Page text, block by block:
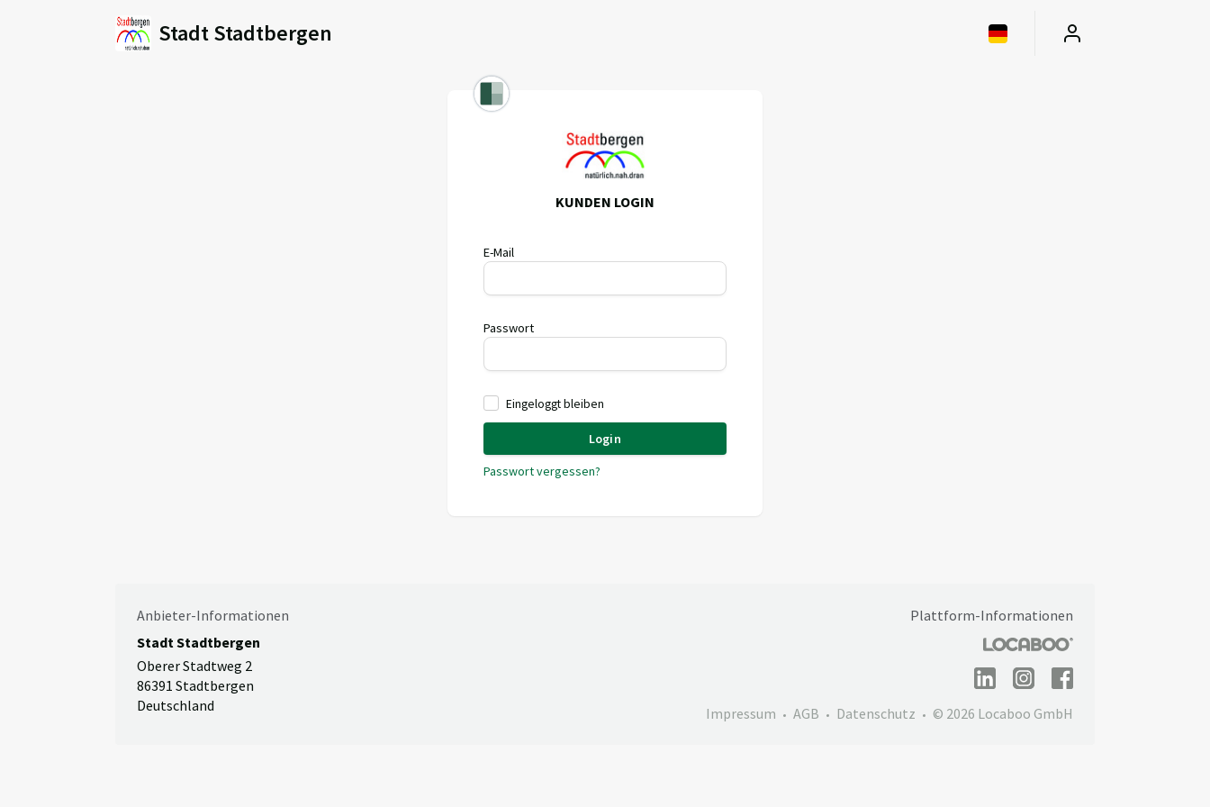
Stadt Stadtbergen
KUNDEN LOGIN
E-Mail
Passwort
Eingeloggt bleiben
Login
Passwort vergessen?
Anbieter-Informationen
Stadt Stadtbergen
Oberer Stadtweg 2
86391 Stadtbergen
Deutschland
Plattform-Informationen
Impressum AGB Datenschutz © 2026 Locaboo GmbH